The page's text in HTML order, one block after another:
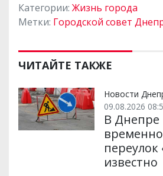
Категории: Жизнь города
Метки: Городской совет
ЧИТАЙТЕ ТАКЖЕ
Новости
09.08.2026
В
известно